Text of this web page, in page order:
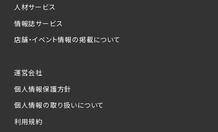
人材サービス
情報誌サービス
店舗・イベント情報の掲載について
運営会社
個人情報保護方針
個人情報の取り扱いについて
利用規約